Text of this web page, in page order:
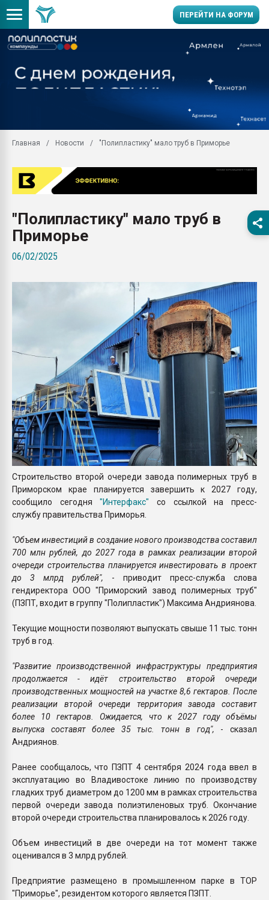
ПЕРЕЙТИ НА ФОРУМ
заводу пластмасс"
Помощь в подборе
Вакуум-формовочные
первый план в
пластмасс
бутылок
ПЕРЕЙТИ НА
Главная Новости "Полипластику" мало труб в Приморье
"Полипластику" мало труб в
Приморье
06/02/2025
Строительство второй очереди завода полимерных труб в
Приморском крае планируется завершить к 2027 году,
сообщило сегодня"Интерфакс" со ссылкой на пресс-
службу правительства Приморья.
"Объем инвестиций в создание нового производства составил
700 млн рублей, до 2027 года в рамках реализации второй
очереди строительства планируется инвестировать в проект
до 3 млрд рублей", - приводит пресс-служба слова
гендиректора ООО "Приморский завод полимерных труб"
(ПЗПТ, входит в группу "Полипластик") Максима Андриянова.
Текущие мощности позволяют выпускать свыше 11 тыс. тонн
труб в год.
"Развитие производственной инфраструктуры предприятия
продолжается - идёт строительство второй очереди
производственных мощностей на участке 8,6 гектаров. После
реализации второй очереди территория завода составит
более 10 гектаров. Ожидается, что к 2027 году объёмы
выпуска составят более 35 тыс. тонн в год", - сказал
Андриянов.
Ранее сообщалось, что ПЗПТ 4 сентября 2024 года ввел в
эксплуатацию во Владивостоке линию по производству
гладких труб диаметром до 1200 мм в рамках строительства
первой очереди завода полиэтиленовых труб. Окончание
второй очереди строительства планировалось к 2026 году.
Объем инвестиций в две очереди на тот момент также
оценивался в 3 млрд рублей.
Предприятие размещено в промышленном парке в ТОР
"Приморье", резидентом которого является ПЗПТ.